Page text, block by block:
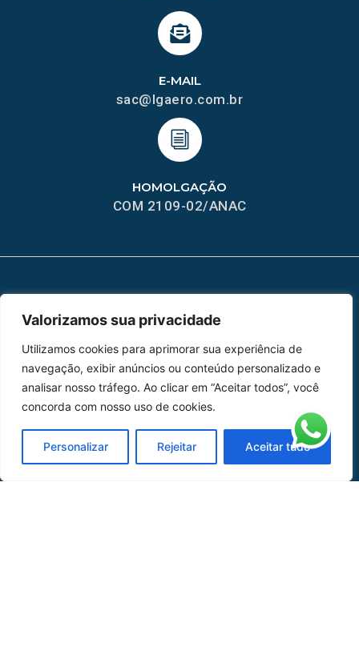
Valorizamos sua privacidade
Utilizamos cookies para aprimorar sua experiência de
navegação, exibir anúncios ou conteúdo personalizado e
analisar nosso tráfego. Ao clicar em “Aceitar todos”, você
concorda com nosso uso de cookies.
Personalizar Rejeitar Aceitar tudo
HOMOLGAÇÃO
COM 2109-02/ANAC
E-MAIL
sac@lgaero.com.br
Peças
Catálogo de Aplicações
Oficina de Mangueiras